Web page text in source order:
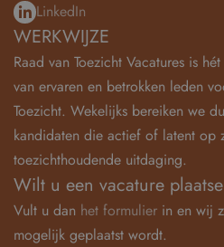
LinkedIn
WERKWIJZE
Raad van Toezicht Vacatures is
van ervaren en betrokken leden
Toezicht. Wekelijks bereiken we
kandidaten die actief of latent op
toezichthoudende uitdaging.
Wilt u een vacature
Vult u dan het formulier in en wij
mogelijk geplaatst wordt.